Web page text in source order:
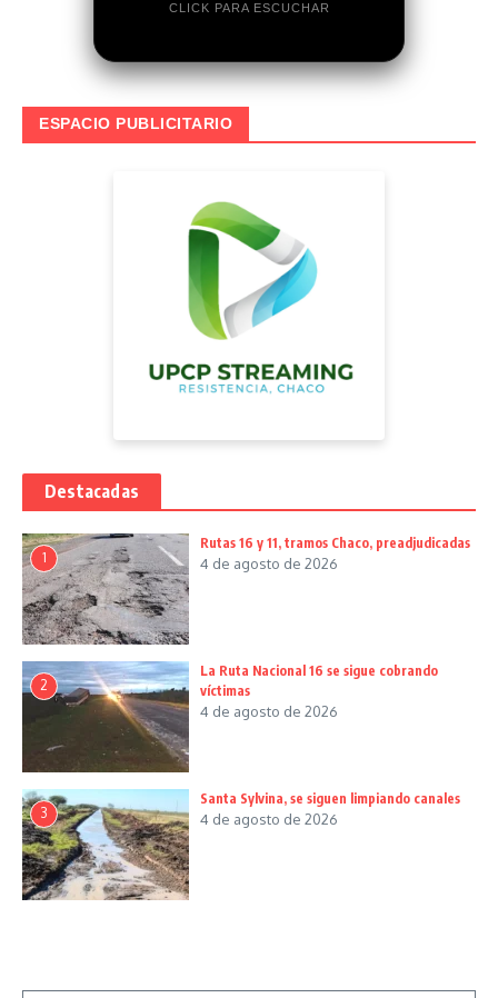
CLICK PARA ESCUCHAR
ESPACIO PUBLICITARIO
Destacadas
1
Rutas 16 y 11, tramos Chaco, preadjudicadas
4 de agosto de 2026
2
La Ruta Nacional 16 se sigue cobrando
víctimas
4 de agosto de 2026
3
Santa Sylvina, se siguen limpiando canales
4 de agosto de 2026